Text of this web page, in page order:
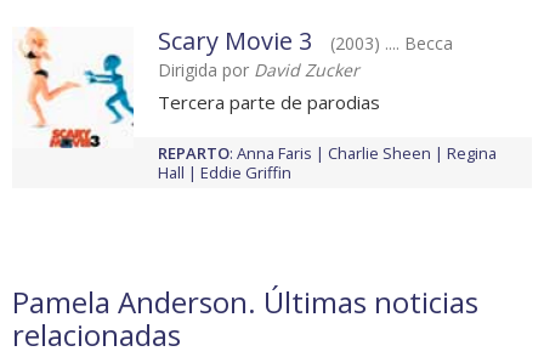
Scary Movie 3
(2003) .... Becca
Dirigida por David Zucker
Tercera parte de parodias
REPARTO: Anna Faris Charlie Sheen
Regina
Hall
Eddie Griffin
Pamela Anderson. Últimas noticias
relacionadas